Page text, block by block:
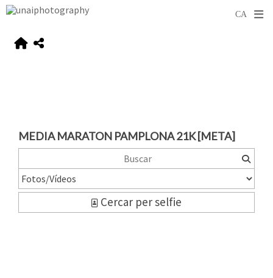
MEDIA MARATON PAMPLONA 21K [META]
Cercar per selfie